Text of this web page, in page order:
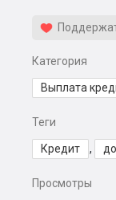
Категория
Выплата
Теги
Кредит ,
Просмотры